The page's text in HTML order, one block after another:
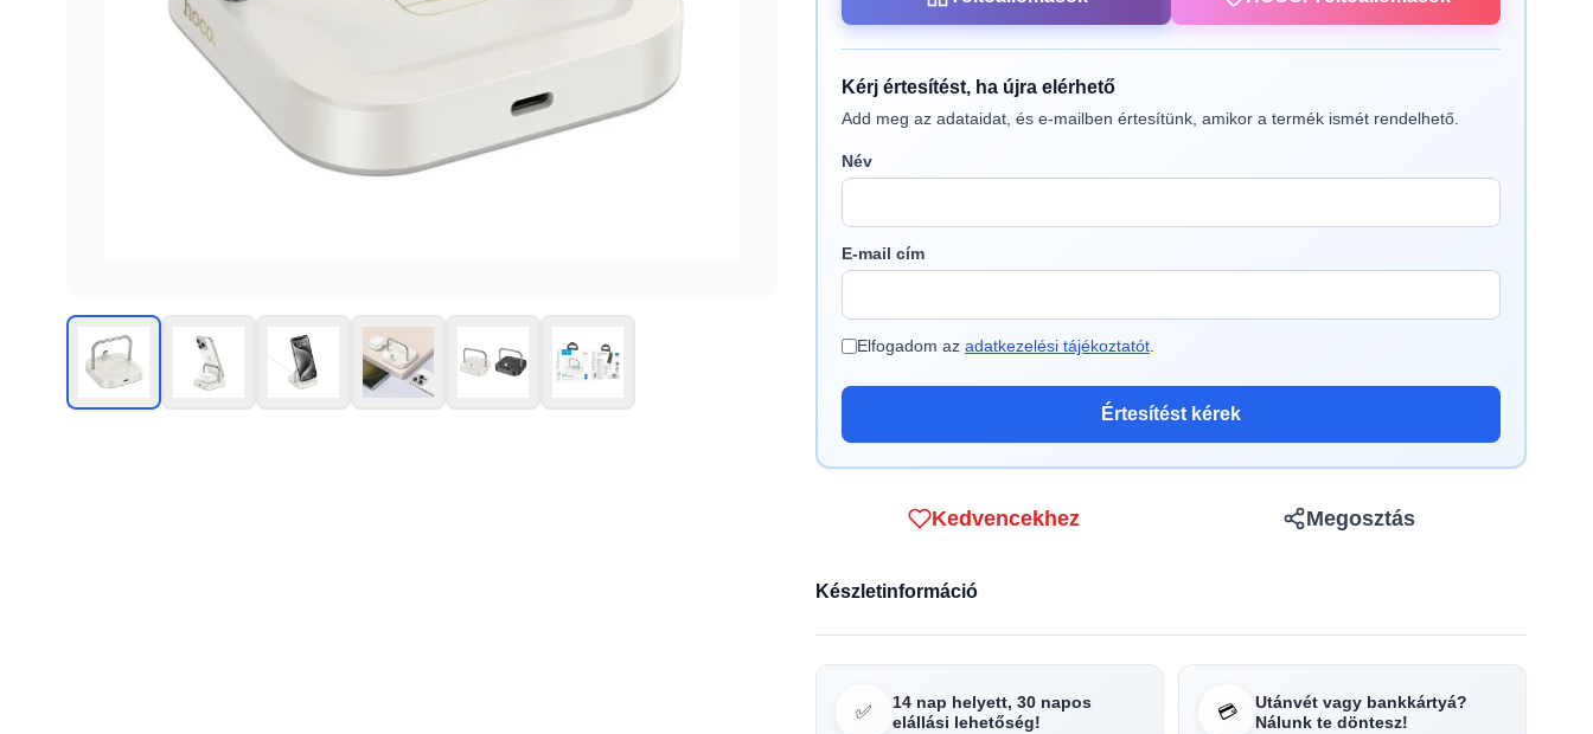
Kérj értesítést, ha újra elérhető
Add meg az adataidat, és e-mailben értesítünk, amikor a termék ismét rendelhető.
Név
E-mail cím
Elfogadom az adatkezelési tájékoztatót
Értesítést kérek
Kedvencekhez Megosztás
Készletinformáció
✅
14 nap helyett, 30 napos
elállási lehetőség!
💳
Utánvét vagy bankkártyá?
Nálunk te döntesz!